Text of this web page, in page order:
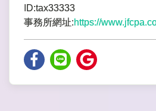
ID:tax33333
事務所網址:https://